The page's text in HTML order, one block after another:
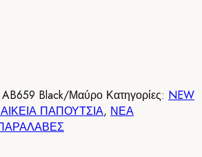
AB659 Black/Μαύρο Κατηγορίες: NEW
ΠΑΠΟΥΤΣΙΑ, ΝΕΑ